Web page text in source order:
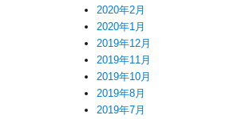
2020年2月
2020年1月
2019年12月
2019年11月
2019年10月
2019年8月
2019年7月